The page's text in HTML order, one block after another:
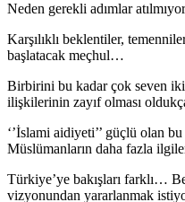
Neden gerekli adımlar
Karşılıklı beklentiler,
başlatacak meçhul…
Birbirini bu kadar çok seven
ilişkilerinin zayıf olması
‘’İslami aidiyeti’’ güçlü olan
Müslümanların daha fazla
Türkiye’ye bakışları farklı…
vizyonundan yararlanmak